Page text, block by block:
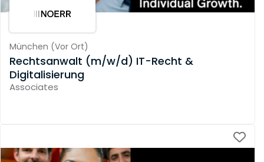
München (Vor Ort)
Rechtsanwalt (m/w/d) IT-Recht &
Digitalisierung
Associates